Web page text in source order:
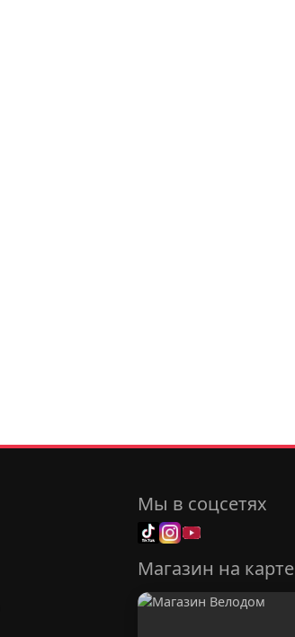
Мы в соцсетях
Магазин на карте